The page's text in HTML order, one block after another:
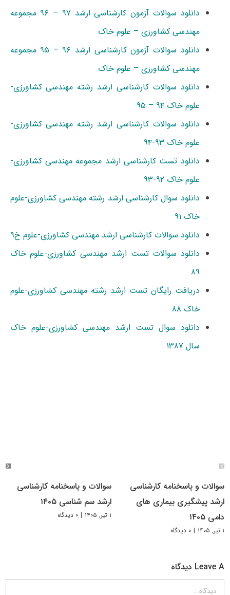
دانلود سوالات آزمون کارشناسی ارشد ۹۷ – ۹۶ مجموعه
مهندسی کشاورزی – علوم خاک
دانلود سوالات آزمون کارشناسی ارشد ۹۶ – ۹۵ مجموعه
مهندسی کشاورزی – علوم خاک
دانلود سوالات کارشناسی ارشد رشته مهندسی کشاورزی-
علوم خاک ۹۴ – ۹۵
دانلود سوالات کارشناسی ارشد رشته مهندسی کشاورزی-
علوم خاک ۹۳-۹۴
دانلود تست کارشناسی ارشد مجموعه مهندسی کشاورزی-
علوم خاک ۹۲-۹۳
دانلود سوال کارشناسی ارشد رشته مهندسی کشاورزی-علوم
خاک ۹۱
دانلود سوالات کارشناسی ارشد مهندسی کشاورزی-علوم خ۹
دانلود سوالات تست ارشد مهندسی کشاورزی-علوم خاک
۸۹
دریافت رایگان تست ارشد رشته مهندسی کشاورزی-علوم
خاک ۸۸
دانلود سوال تست ارشد مهندسی کشاورزی-علوم خاک
سال ۱۳۸۷
سوالات و پاسخنامه کارشناسی
ارشد پیشگیری بیماری های
دامی ۱۴۰۵
۱ تیر, ۱۴۰۵ | ۰ دیدگاه
سوالات و پاسخنامه کارشناسی
ارشد سم شناسی ۱۴۰۵
۱ تیر, ۱۴۰۵ | ۰ دیدگاه
Leave A دیدگاه
دیدگاه